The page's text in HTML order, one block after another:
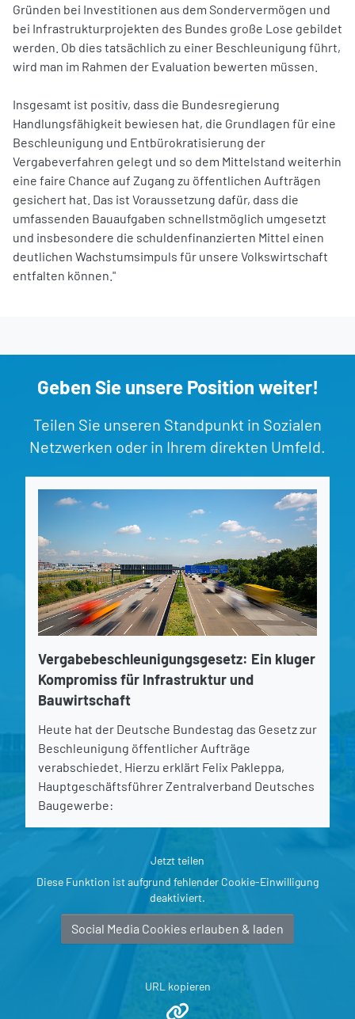
Gründen bei Investitionen aus dem Sondervermögen und
bei Infrastrukturprojekten des Bundes große Lose gebildet
werden. Ob dies tatsächlich zu einer Beschleunigung führt,
wird man im Rahmen der Evaluation bewerten müssen.
Insgesamt ist positiv, dass die Bundesregierung
Handlungsfähigkeit bewiesen hat, die Grundlagen für eine
Beschleunigung und Entbürokratisierung der
Vergabeverfahren gelegt und so dem Mittelstand weiterhin
eine faire Chance auf Zugang zu öffentlichen Aufträgen
gesichert hat. Das ist Voraussetzung dafür, dass die
umfassenden Bauaufgaben schnellstmöglich umgesetzt
und insbesondere die schuldenfinanzierten Mittel einen
deutlichen Wachstumsimpuls für unsere Volkswirtschaft
entfalten können."
Geben Sie unsere Position weiter!
Teilen Sie unseren Standpunkt in Sozialen
Netzwerken oder in Ihrem direkten Umfeld.
Vergabebeschleunigungsgesetz: Ein kluger
Kompromiss für Infrastruktur und
Bauwirtschaft
Heute hat der Deutsche Bundestag das Gesetz zur
Beschleunigung öffentlicher Aufträge
verabschiedet. Hierzu erklärt Felix Pakleppa,
Hauptgeschäftsführer Zentralverband Deutsches
Baugewerbe:
Jetzt teilen
Diese Funktion ist aufgrund fehlender Cookie-Einwilligung
deaktiviert.
Social Media Cookies erlauben & laden
URL kopieren